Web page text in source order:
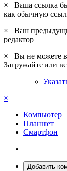
×
Ваша ссылка
как обычную
×
Ваш
редактор
×
Вы не можете
Загружайте или
×
Компьютер
Планшет
Смартфон
Добавить